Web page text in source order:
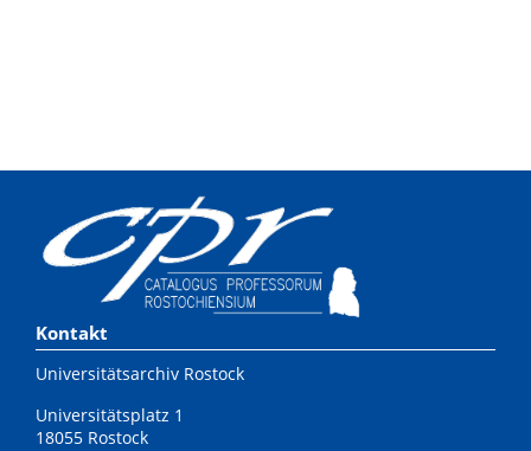
Kontakt
Universitätsarchiv Rostock
Universitätsplatz 1
18055 Rostock